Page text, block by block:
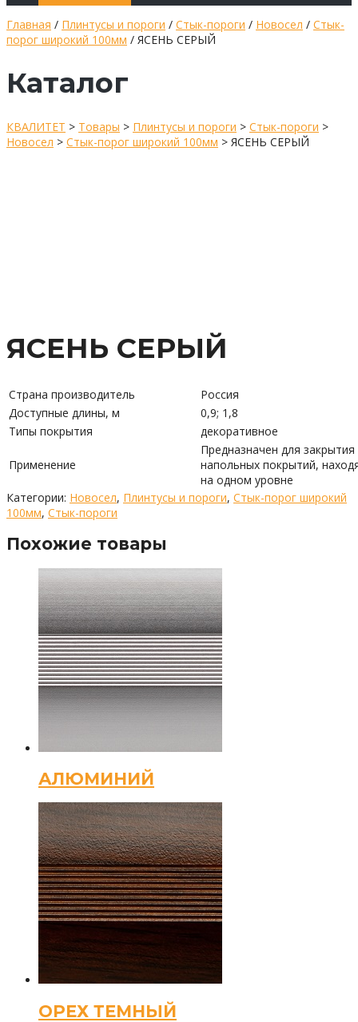
Главная / Плинтусы и пороги / Стык-пороги / Новосел / Стык-
порог широкий 100мм / ЯСЕНЬ СЕРЫЙ
Каталог
КВАЛИТЕТ > Товары > Плинтусы и пороги > Стык-пороги >
Новосел > Стык-порог широкий 100мм > ЯСЕНЬ СЕРЫЙ
ЯСЕНЬ СЕРЫЙ
Страна производитель
Россия
Доступные длины, м
0,9; 1,8
Типы покрытия
декоративное
Применение
Предназначен для
напольных покрытий,
на одном уровне
Категории: Новосел, Плинтусы и пороги, Стык-порог широкий
100мм, Стык-пороги
Похожие товары
АЛЮМИНИЙ
ОРЕХ ТЕМНЫЙ